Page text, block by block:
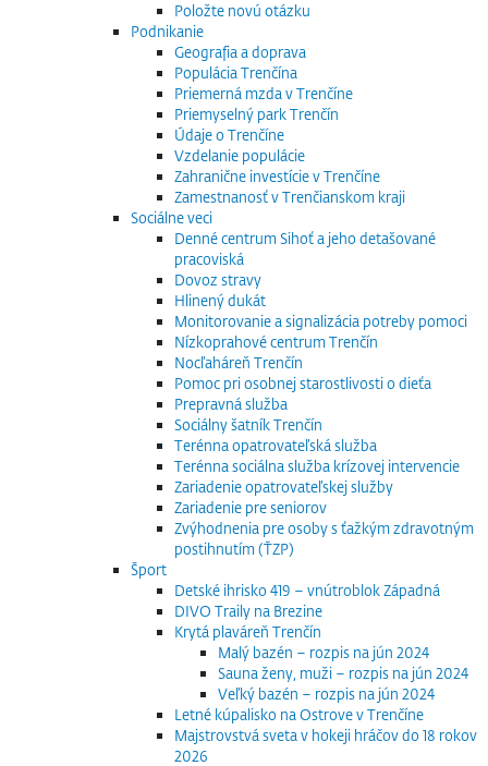
Položte novú otázku
Podnikanie
Geografia a doprava
Populácia Trenčína
Priemerná mzda v Trenčíne
Priemyselný park Trenčín
Údaje o Trenčíne
Vzdelanie populácie
Zahranične investície v Trenčíne
Zamestnanosť v Trenčianskom kraji
Sociálne veci
Denné centrum Sihoť a jeho detašované
pracoviská
Dovoz stravy
Hlinený dukát
Monitorovanie a signalizácia potreby pomoci
Nízkoprahové centrum Trenčín
Nocľaháreň Trenčín
Pomoc pri osobnej starostlivosti o dieťa
Prepravná služba
Sociálny šatník Trenčín
Terénna opatrovateľská služba
Terénna sociálna služba krízovej intervencie
Zariadenie opatrovateľskej služby
Zariadenie pre seniorov
Zvýhodnenia pre osoby s ťažkým zdravotným
postihnutím (ŤZP)
Šport
Detské ihrisko 419 – vnútroblok Západná
DIVO Traily na Brezine
Krytá plaváreň Trenčín
Malý bazén – rozpis na jún 2024
Sauna ženy, muži – rozpis na jún 2024
Veľký bazén – rozpis na jún 2024
Letné kúpalisko na Ostrove v Trenčíne
Majstrovstvá sveta v hokeji hráčov do 18 rokov
2026